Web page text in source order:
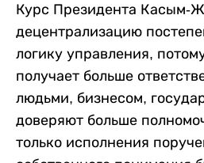
Курс Президента Касым-
децентрализацию
логику управления,
получает больше
людьми, бизнесом,
доверяют больше
только исполнения